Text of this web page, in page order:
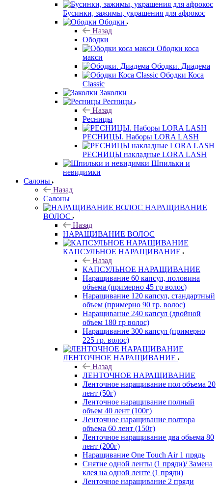
Бусинки, зажимы, украшения для афрокос
Ободки
Назад
Ободки
Ободки коса
макси
Ободки. Диадема
Ободки Коса
Classic
Заколки
Ресницы
Назад
Ресницы
РЕСНИЦЫ. Наборы LORA LASH
РЕСНИЦЫ накладные LORA LASH
Шпильки и
невидимки
Салоны
Назад
Салоны
НАРАЩИВАНИЕ
ВОЛОС
Назад
НАРАЩИВАНИЕ ВОЛОС
КАПСУЛЬНОЕ НАРАЩИВАНИЕ
Назад
КАПСУЛЬНОЕ НАРАЩИВАНИЕ
Наращивание 60 капсул, половина
объема (примерно 45 гр волос)
Наращивание 120 капсул, стандартный
объем (примерно 90 гр. волос)
Наращивание 240 капсул (двойной
объем 180 гр волос)
Наращивание 300 капсул (примерно
225 гр. волос)
ЛЕНТОЧНОЕ НАРАЩИВАНИЕ
Назад
ЛЕНТОЧНОЕ НАРАЩИВАНИЕ
Ленточное наращивание пол объема 20
лент (50г)
Ленточное наращивание полный
объем 40 лент (100г)
Ленточное наращивание полтора
объема 60 лент (150г)
Ленточное наращивание два обьема 80
лент (200г)
Наращивание One Touch Air 1 прядь
Снятие одной ленты (1 пряди)/ Замена
клея на одной ленте (1 пряди)
Ленточное наращивание 2 пряди